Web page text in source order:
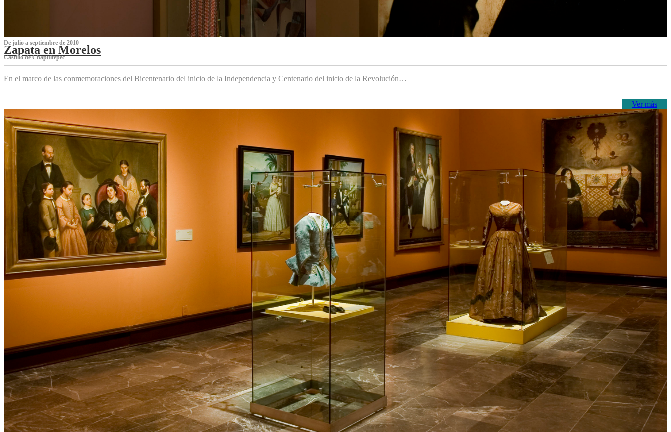
De julio a septiembre de 2010
Zapata en Morelos
Castillo de Chapultepec
En el marco de las conmemoraciones del Bicentenario del inicio de la Independencia y Centenario del inicio de la Revolución…
Ver más